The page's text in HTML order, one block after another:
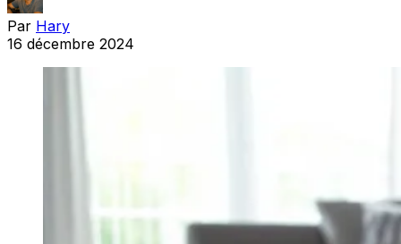
Par Hary
16 décembre 2024